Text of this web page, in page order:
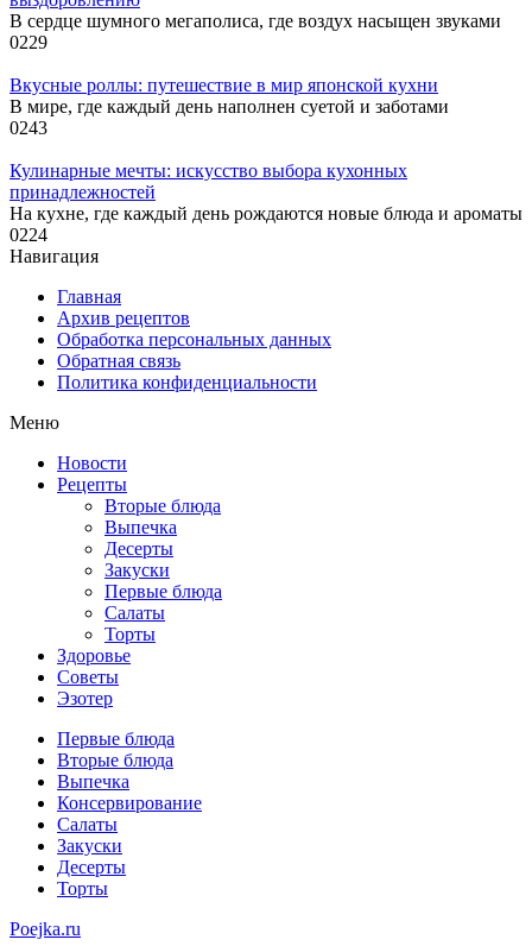
В сердце шумного мегаполиса, где воздух насыщен звуками
0229
Вкусные роллы: путешествие в мир японской кухни
В мире, где каждый день наполнен суетой и заботами
0243
Кулинарные мечты: искусство выбора кухонных
принадлежностей
На кухне, где каждый день рождаются новые блюда и ароматы
0224
Навигация
Главная
Архив рецептов
Обработка персональных данных
Обратная связь
Политика конфиденциальности
Меню
Новости
Рецепты
Вторые блюда
Выпечка
Десерты
Закуски
Первые блюда
Салаты
Торты
Здоровье
Советы
Эзотер
Первые блюда
Вторые блюда
Выпечка
Консервирование
Салаты
Закуски
Десерты
Торты
Poejka.ru